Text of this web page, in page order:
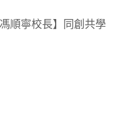
順寧校長】同創共學